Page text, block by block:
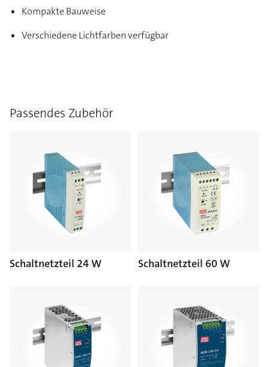
Kompakte Bauweise
Verschiedene Lichtfarben verfügbar
Passendes Zubehör
Schaltnetzteil 24 W Schaltnetzteil 60 W